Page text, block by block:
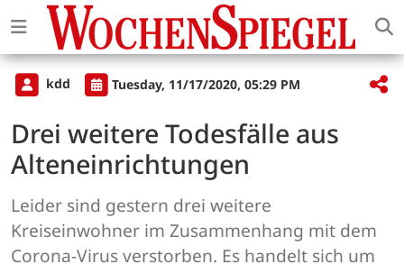
kdd Tuesday, 11/17/2020, 05:29 PM
Drei weitere Todesfälle aus
Alteneinrichtungen
Leider sind gestern drei weitere
Kreiseinwohner im Zusammenhang mit dem
Corona-Virus verstorben. Es handelt sich um